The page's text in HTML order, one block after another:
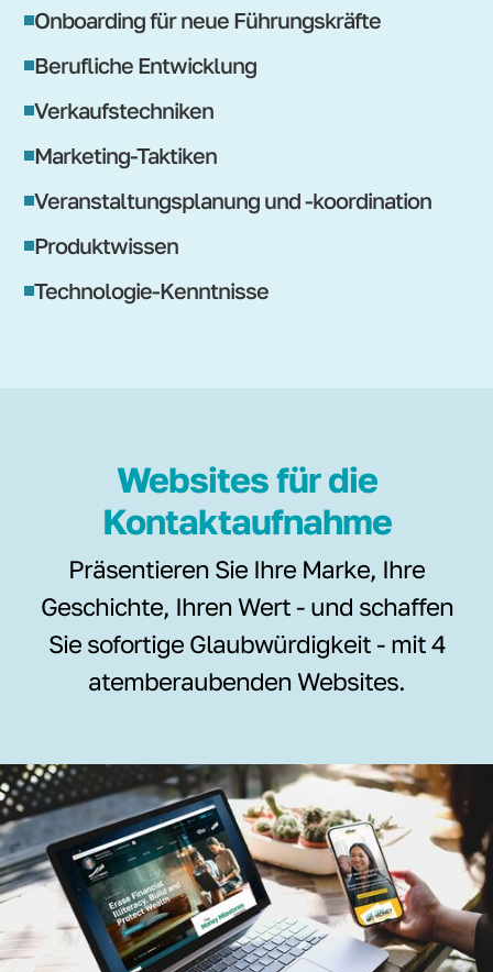
Onboarding für neue Führungskräfte
Berufliche Entwicklung
Verkaufstechniken
Marketing-Taktiken
Veranstaltungsplanung und -koordination
Produktwissen
Technologie-Kenntnisse
Websites für die
Kontaktaufnahme
Präsentieren Sie Ihre Marke, Ihre
Geschichte, Ihren Wert - und schaffen
Sie sofortige Glaubwürdigkeit - mit 4
atemberaubenden Websites.